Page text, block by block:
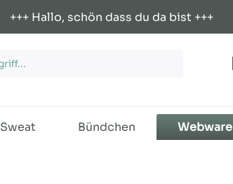
+++ Hallo, schön dass du da bist +++
Sweat Bündchen Webware